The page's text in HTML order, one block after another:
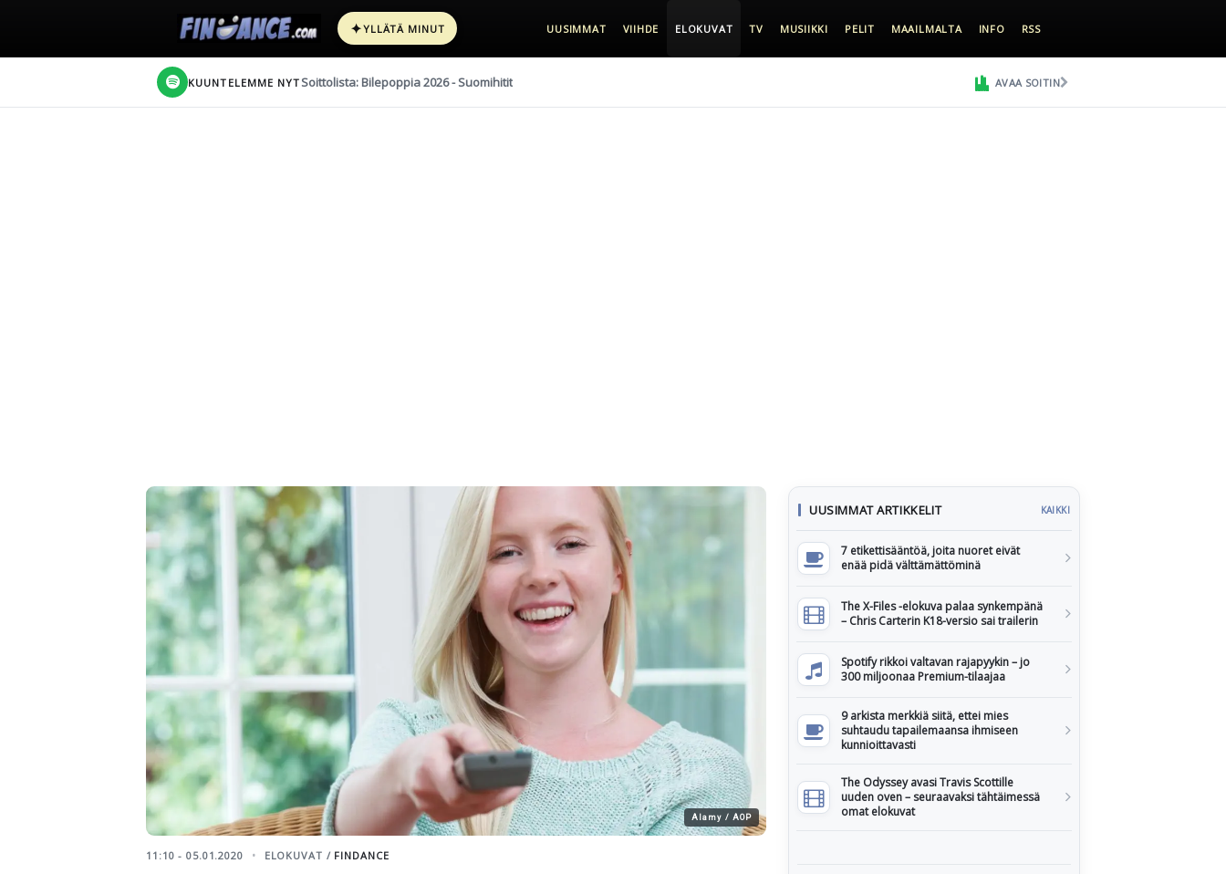
✦YLLÄTÄ MINUT UUSIMMAT VIIHDE ELOKUVAT TV MUSIIKKI PELIT MAAILMALTA INFO RSS
KUUNTELEMME NYT Soittolista: Bilepoppia 2026 - Suomihitit AVAA SOITIN
Alamy / AOP
11:10 - 05.01.2020 ELOKUVAT / FINDANCE
UUSIMMAT ARTIKKELIT KAIKKI
7 etikettisääntöä, joita nuoret eivät
enää pidä välttämättöminä
The X-Files -elokuva palaa synkempänä
– Chris Carterin K18-versio sai trailerin
Spotify rikkoi valtavan rajapyykin – jo
300 miljoonaa Premium-tilaajaa
9 arkista merkkiä siitä, ettei mies
suhtaudu tapailemaansa ihmiseen
kunnioittavasti
The Odyssey avasi Travis Scottille
uuden oven – seuraavaksi tähtäimessä
omat elokuvat